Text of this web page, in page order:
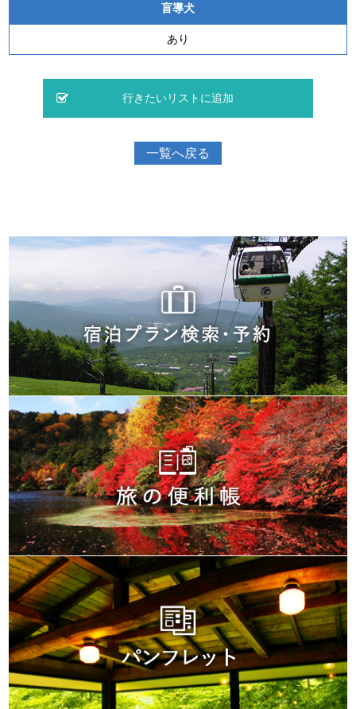
盲導犬
あり
一覧へ戻る